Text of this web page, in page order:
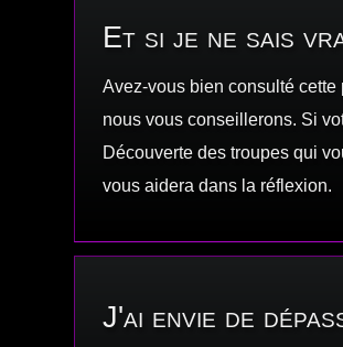
Et si je ne sais
Avez-vous bien consulté cette
nous vous conseillerons. Si
Découverte des troupes qui
vous aidera dans la réflexion.
J'ai envie de